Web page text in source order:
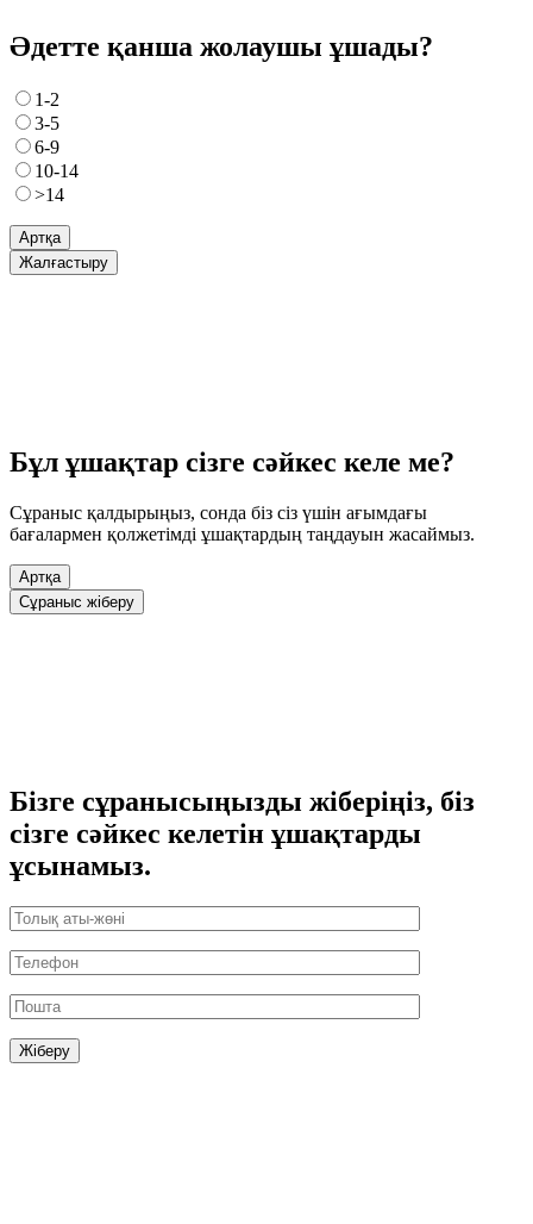
Әдетте қанша жолаушы ұшады?
1-2
3-5
6-9
10-14
>14
Артқа
Жалғастыру
Бұл ұшақтар сізге сәйкес келе ме?
Сұраныс қалдырыңыз, сонда біз сіз үшін ағымдағы
бағалармен қолжетімді ұшақтардың таңдауын жасаймыз.
Артқа
Сұраныс жіберу
Бізге сұранысыңызды жіберіңіз, біз
сізге сәйкес келетін ұшақтарды
ұсынамыз.